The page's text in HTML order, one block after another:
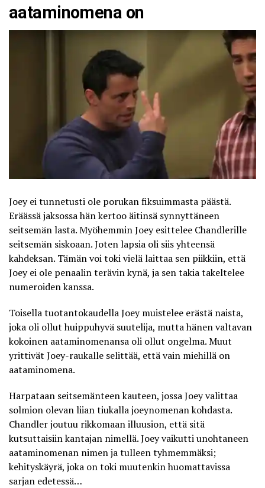
aataminomena on
Joey ei tunnetusti ole porukan fiksuimmasta päästä.
Eräässä jaksossa hän kertoo äitinsä synnyttäneen
seitsemän lasta. Myöhemmin Joey esittelee Chandlerille
seitsemän siskoaan. Joten lapsia oli siis yhteensä
kahdeksan. Tämän voi toki vielä laittaa sen piikkiin, että
Joey ei ole penaalin terävin kynä, ja sen takia takeltelee
numeroidenkanssa.
Toisella tuotantokaudella Joey muistelee erästä naista,
joka oli ollut huippuhyvä suutelija, mutta hänen valtavan
kokoinen aataminomenansa oli ollut ongelma. Muut
yrittivät Joey-raukalle selittää, että vain miehillä on
aataminomena.
Harpataan seitsemänteen kauteen, jossa Joey valittaa
solmion olevan liian tiukalla joeynomenan kohdasta.
Chandler joutuu rikkomaan illuusion, että sitä
kutsuttaisiin kantajan nimellä. Joey vaikutti unohtaneen
aataminomenan nimen ja tulleen tyhmemmäksi;
kehityskäyrä, joka on toki muutenkin huomattavissa
sarjan edetessä…